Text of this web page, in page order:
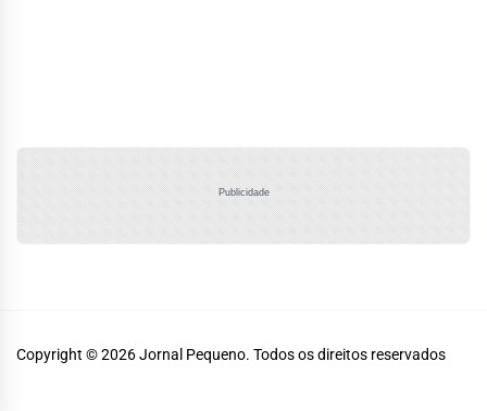
Publicidade
Copyright © 2026Jornal Pequeno. Todos os direitos reservados